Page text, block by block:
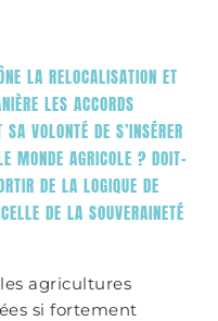
LA RELOCALISATION ET
LES ACCORDS
VOLONTÉ DE S’INSÉRER
MONDE AGRICOLE ? DOIT-
DE LA LOGIQUE DE
DE LA SOUVERAINETÉ
agricultures
si fortement